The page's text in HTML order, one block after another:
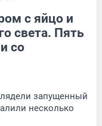
с яйцо и
света. Пять
со
запущенный
несколько